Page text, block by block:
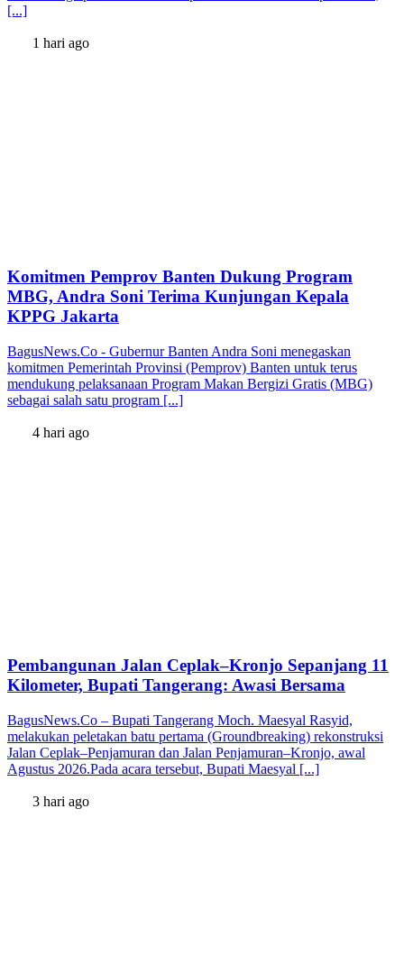
[...]
1 hari ago
Komitmen Pemprov Banten Dukung Program
MBG, Andra Soni Terima Kunjungan Kepala
KPPG Jakarta
BagusNews.Co - Gubernur Banten Andra Soni menegaskan
komitmen Pemerintah Provinsi (Pemprov) Banten untuk terus
mendukung pelaksanaan Program Makan Bergizi Gratis (MBG)
sebagai salah satu program [...]
4 hari ago
Pembangunan Jalan Ceplak–Kronjo Sepanjang 11
Kilometer, Bupati Tangerang: Awasi Bersama
BagusNews.Co – Bupati Tangerang Moch. Maesyal Rasyid,
melakukan peletakan batu pertama (Groundbreaking) rekonstruksi
Jalan Ceplak–Penjamuran dan Jalan Penjamuran–Kronjo, awal
Agustus 2026.Pada acara tersebut, Bupati Maesyal [...]
3 hari ago